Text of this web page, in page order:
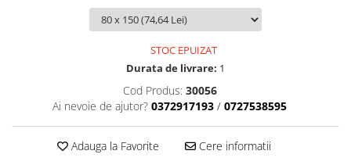
STOC EPUIZAT
Durata de livrare: 1
Cod Produs: 30056
Ai nevoie de ajutor? 0372917193 / 0727538595
Adauga la Favorite Cere informatii